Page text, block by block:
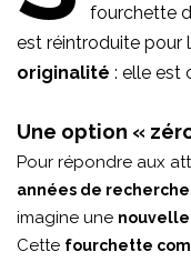
fourchette
est réintroduite pour
originalité : elle est
Une option «
Pour répondre aux
années de
imagine une nouvelle
Cette fourchette